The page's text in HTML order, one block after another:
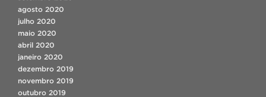
agosto 2020
julho 2020
maio 2020
abril 2020
janeiro 2020
dezembro 2019
novembro 2019
outubro 2019